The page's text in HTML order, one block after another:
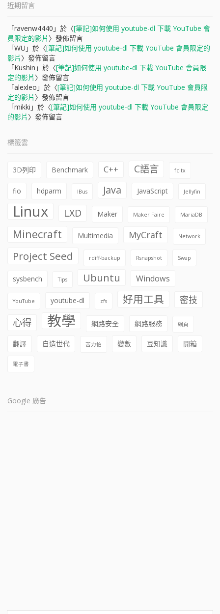
近期留言
「ravenw4440 」於〈[筆記]如何使用 youtube-dl 下載 YouTube 會
員限定的影片 〉發佈留言
「WU 」於〈[筆記]如何使用 youtube-dl 下載 YouTube 會員限定的
影片 〉發佈留言
「Kushin 」於〈[筆記]如何使用 youtube-dl 下載 YouTube 會員限
定的影片 〉發佈留言
「alexleo 」於〈[筆記]如何使用 youtube-dl 下載 YouTube 會員限
定的影片 〉發佈留言
「mikki 」於〈[筆記]如何使用 youtube-dl 下載 YouTube 會員限定
的影片 〉發佈留言
標籤雲
3D列印 Benchmark C++ C語言 fcitx
fio hdparm IBus Java JavaScript Jellyfin
Linux LXD Maker Maker Faire MariaDB
Minecraft Multimedia MyCraft Network
Project Seed rdiff-backup Rsnapshot Swap
sysbench Tips Ubuntu Windows
YouTube youtube-dl zfs 好用工具 密技
心得 教學 網路安全 網路服務 網頁
翻譯 自造世代 苦力怕 變數 豆知識 開箱
電子書
Google 廣告